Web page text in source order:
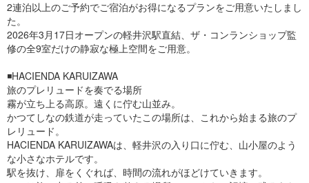
2連泊以上のご予約でご宿泊がお得になるプランをご用意いたしまし
た。
2026年3月17日オープンの軽井沢駅直結、ザ・コンランショップ監
修の全9室だけの静寂な極上空間をご用意。
◾️HACIENDA KARUIZAWA
旅のプレリュードを奏でる場所
霧が立ち上る高原。遠くに佇む山並み。
かつてしなの鉄道が走っていたこの場所は、これから始まる旅のプ
レリュード。
HACIENDA KARUIZAWAは、軽井沢の入り口に佇む、山小屋のよう
な小さなホテルです。
駅を抜け、扉をくぐれば、時間の流れがほどけていきます。